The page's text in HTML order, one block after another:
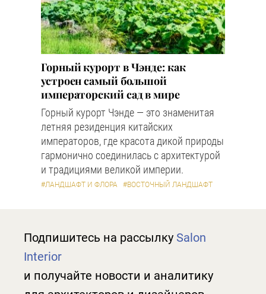
Горный курорт в Чэнде: как
устроен самый большой
императорский сад в мире
Горный курорт Чэнде — это знаменитая
летняя резиденция китайских
императоров, где красота дикой природы
гармонично соединилась с архитектурой
и традициями великой империи.
#ЛАНДШАФТ И ФЛОРА #ВОСТОЧНЫЙ ЛАНДШАФТ
Подпишитесь на рассылку Salon
Interior
и получайте новости и аналитику